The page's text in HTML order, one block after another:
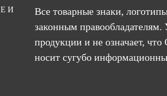
И
Все товарные знаки,
законным
продукции и не означает,
носит сугубо